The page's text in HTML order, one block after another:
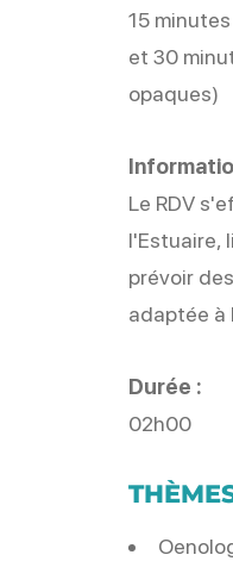
15
et 30
opaques)
Le RDV
l'Estuaire,
prévoir
adaptée à
Durée :
02h00